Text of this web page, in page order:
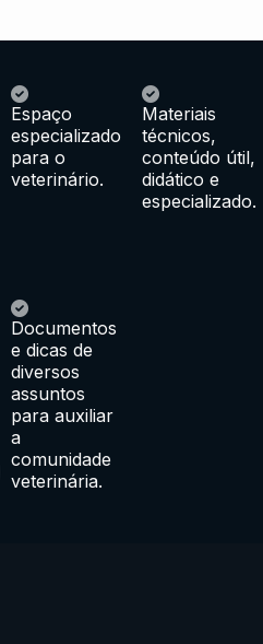
Espaço
especializado
para o
veterinário.
Materiais
técnicos,
conteúdo útil,
didático e
especializado.
Documentos
e dicas de
diversos
assuntos
para auxiliar
a
comunidade
veterinária.